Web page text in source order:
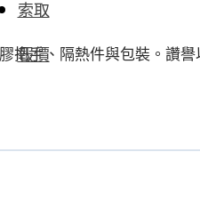
索取
報價
把手、隔熱件與包裝。讚